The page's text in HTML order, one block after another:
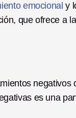
emocional y
que ofrece a
negativos
es una